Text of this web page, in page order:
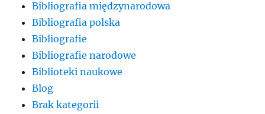
Bibliografia międzynarodowa
Bibliografia polska
Bibliografie
Bibliografie narodowe
Biblioteki naukowe
Blog
Brak kategorii